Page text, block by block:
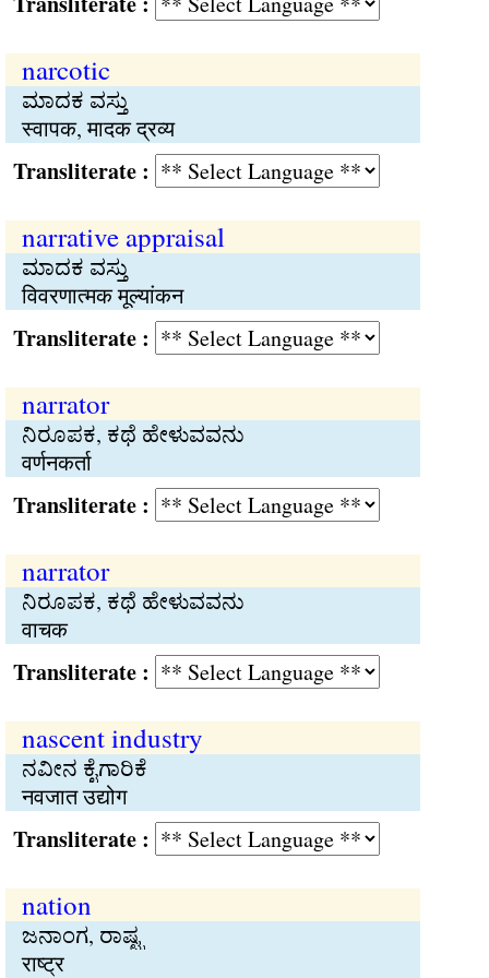
narcotic
ಮಾದಕ ವಸ್ತು
स्वापक, मादक द्रव्य
:
narrative appraisal
ಮಾದಕ ವಸ್ತು
विवरणात्मक मूल्यांकन
:
narrator
ನಿರೂಪಕ, ಕಥೆ ಹೇಳುವವನು
वर्णनकर्ता
:
narrator
ನಿರೂಪಕ, ಕಥೆ ಹೇಳುವವನು
वाचक
:
nascent industry
ನವೀನ ಕೈಗಾರಿಕೆ
नवजात उद्योग
:
nation
ಜನಾಂಗ, ರಾಷ್ಟ್ರ
राष्ट्र